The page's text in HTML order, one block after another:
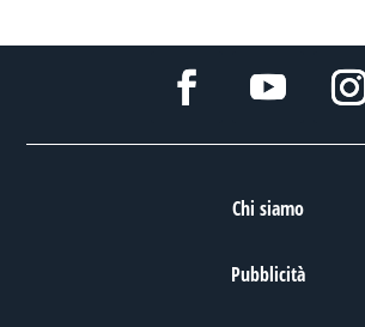
Chi siamo
Pubblicità